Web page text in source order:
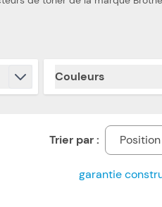
Couleurs
filter
Trier par :
garantie